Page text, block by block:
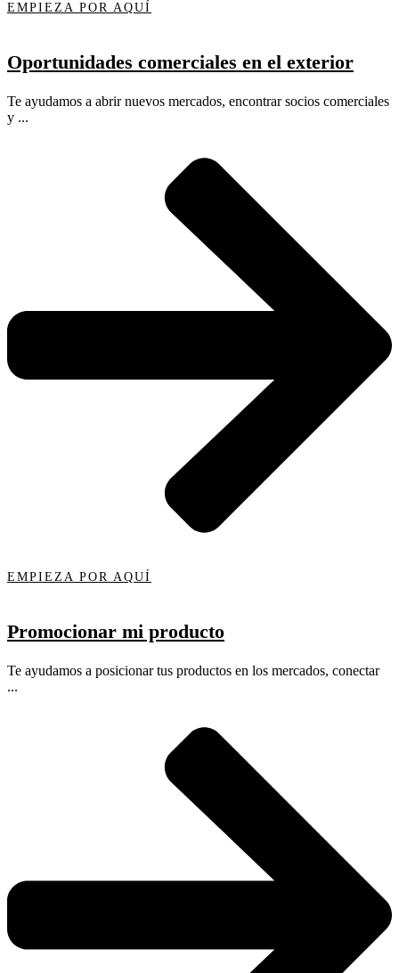
EMPIEZA POR AQUÍ
Oportunidades comerciales en el exterior
Te ayudamos a abrir nuevos mercados, encontrar socios comerciales
y ...
EMPIEZA POR AQUÍ
Promocionar mi producto
Te ayudamos a posicionar tus productos en los mercados, conectar
...